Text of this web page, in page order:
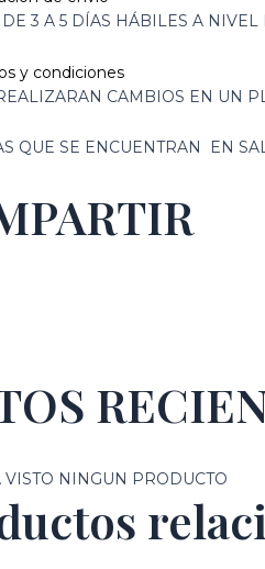
DE 3 A 5 DÍAS HÁBILES A
y condiciones
CAMBIOS EN UN
QUE SE ENCUENTRAN EN
NINGUN PRODUCTO